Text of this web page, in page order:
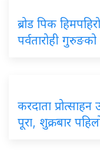
ब्रोड पिक
पर्वतारोही
करदाता प्रोत्साहन
पूरा, शुक्रबार